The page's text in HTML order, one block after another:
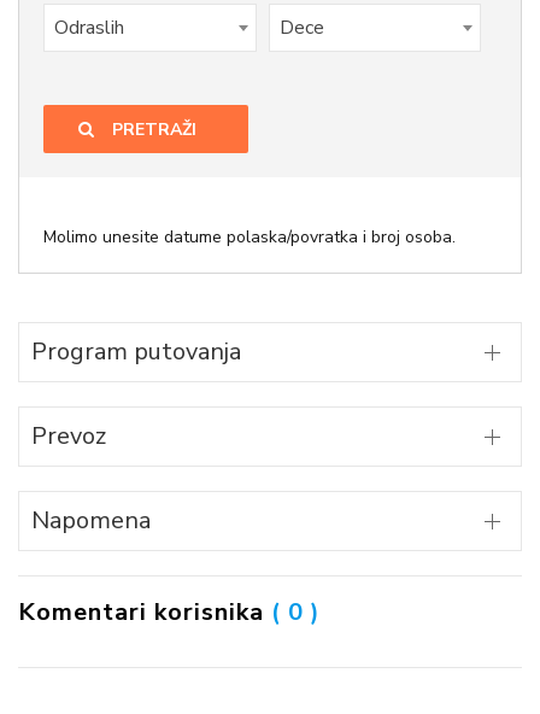
Odraslih Dece
PRETRAŽI
Molimo unesite datume polaska/povratka i broj osoba.
Program putovanja
Prevoz
Napomena
Komentari korisnika ( 0 )